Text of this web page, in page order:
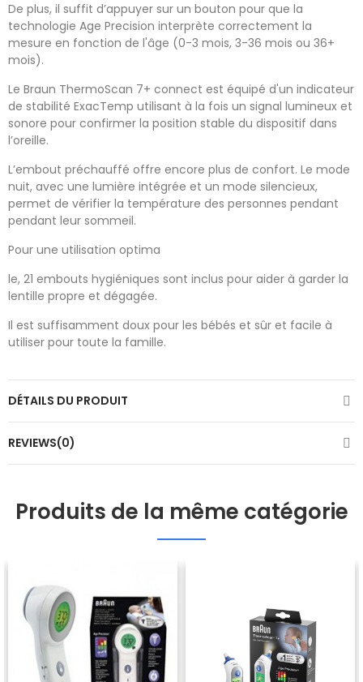
De plus, il suffit d’appuyer sur un bouton pour que la
technologie Age Precision interprète correctement la
mesure en fonction de l'âge (0-3 mois, 3-36 mois ou 36+
mois).
Le Braun ThermoScan 7+ connect est équipé d'un indicateur
de stabilité ExacTemp utilisant à la fois un signal lumineux et
sonore pour confirmer la position stable du dispositif dans
l’oreille.
L’embout préchauffé offre encore plus de confort. Le mode
nuit, avec une lumière intégrée et un mode silencieux,
permet de vérifier la température des personnes pendant
pendant leur sommeil.
Pour une utilisation optima
le, 21 embouts hygiéniques sont inclus pour aider à garder la
lentille propre et dégagée.
Il est suffisamment doux pour les bébés et sûr et facile à
utiliser pour toute la famille.
DÉTAILS DU PRODUIT
REVIEWS(0)
Produits de la même catégorie